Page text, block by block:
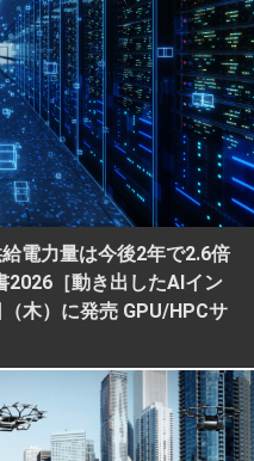
電力量は今後2年で2.6倍
2026［動き出したAIイン
木）に発売 GPU/HPCサ